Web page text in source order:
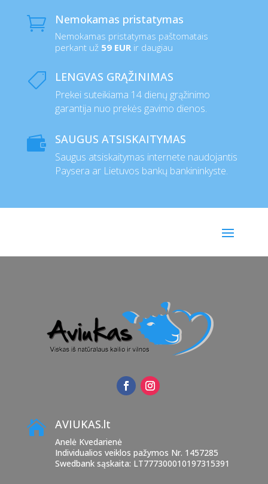
 Nemokamas pristatymas
Nemokamas pristatymas paštomatais
perkant už 59 EURir daugiau
 LENGVAS GRĄŽINIMAS
Prekei suteikiama 14 dienų grąžinimo
garantija nuo prekės gavimo dienos.
 SAUGUS ATSISKAITYMAS
Saugus atsiskaitymas internete naudojantis
Paysera ar Lietuvos bankų bankininkyste.
 AVIUKAS.lt
Anelė Kvedarienė
Individualios veiklos pažymos Nr. 1457285
Swedbank sąskaita: LT777300010197315391